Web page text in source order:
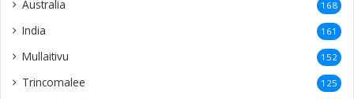
Australia 168
India 161
Mullaitivu 152
Trincomalee 125